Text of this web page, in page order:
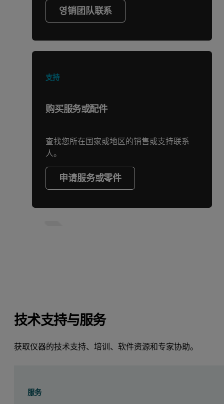
영销团队联系
支持
购买服务或配件
查找您所在国家或地区的销售或支持联系
人。
申请服务或零件
技术支持与服务
获取仪器的技术支持、培训、软件资源和专家协助。
服务